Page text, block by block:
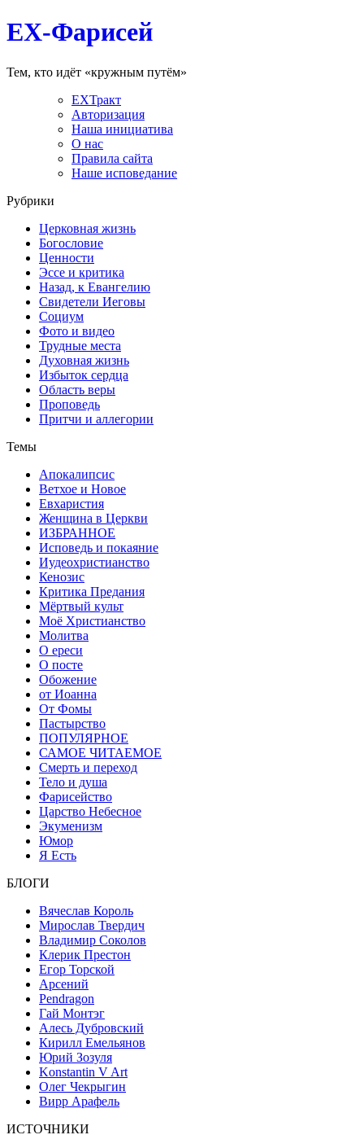
EX-Фарисей
Тем, кто идёт «кружным путём»
EXТракт
Авторизация
Наша инициатива
О нас
Правила сайта
Наше исповедание
Рубрики
Церковная жизнь
Богословие
Ценности
Эссе и критика
Назад, к Евангелию
Свидетели Иеговы
Социум
Фото и видео
Трудные места
Духовная жизнь
Избыток сердца
Область веры
Проповедь
Притчи и аллегории
Темы
Апокалипсис
Ветхое и Новое
Евхаристия
Женщина в Церкви
ИЗБРАННОЕ
Исповедь и покаяние
Иудеохристианство
Кенозис
Критика Предания
Мёртвый культ
Моё Христианство
Молитва
О ереси
О посте
Обожение
от Иоанна
От Фомы
Пастырство
ПОПУЛЯРНОЕ
САМОЕ ЧИТАЕМОЕ
Смерть и переход
Тело и душа
Фарисейство
Царство Небесное
Экуменизм
Юмор
Я Есть
БЛОГИ
Вячеслав Король
Мирослав Твердич
Владимир Соколов
Клерик Престон
Егор Topской
Арсений
Pendragon
Гай Монтэг
Алесь Дубровский
Кирилл Емельянов
Юрий Зозуля
Konstantin V Art
Олег Чекрыгин
Вирр Арафель
ИСТОЧНИКИ